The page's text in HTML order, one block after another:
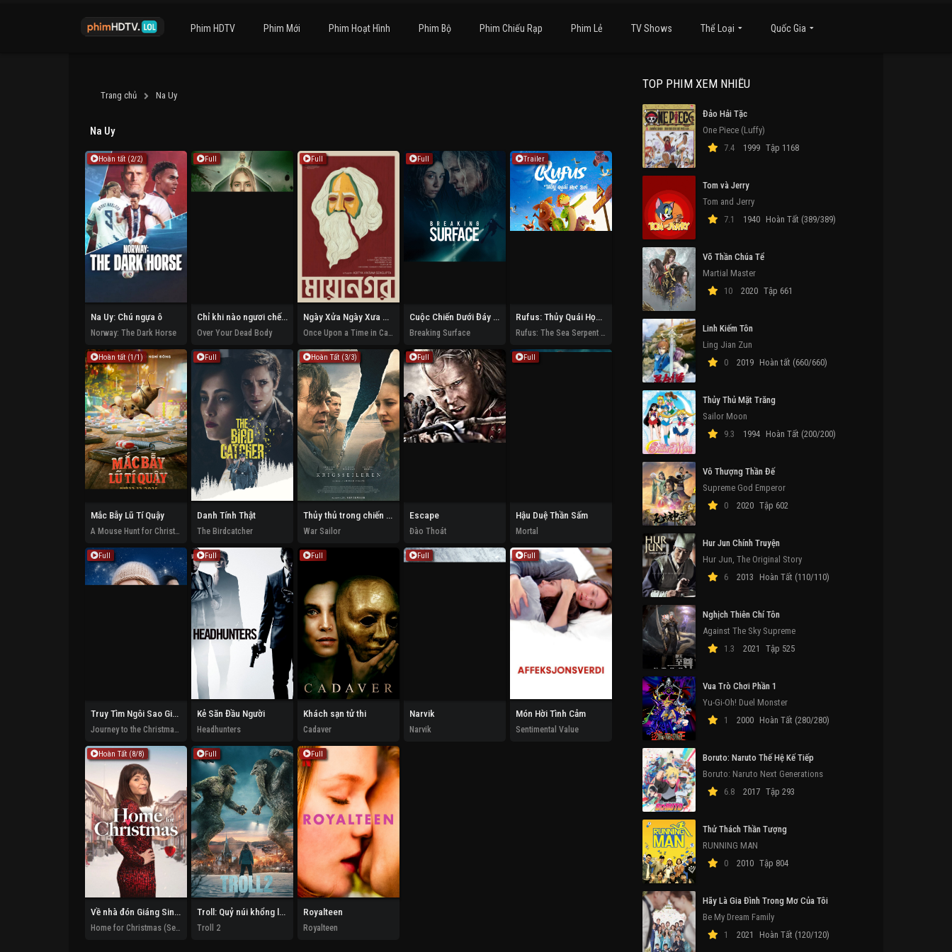
Phim HDTV Phim Mới Phim Hoạt Hình Phim Bộ Phim Chiếu Rạp Phim Lẻ TV Shows Thể Loại Quốc Gia
Trang chủ Na Uy
Na Uy
Hoàn tất (2/2)
Na Uy: Chú ngựa ô
Norway: The Dark Horse
Full
Chỉ khi nào ngươi chết đi
Over Your Dead Body
Full
Ngày Xửa Ngày Xưa Ở Calcutta
Once Upon a Time in Calcutta
Full
Cuộc Chiến Dưới Đáy Đại Dương
Breaking Surface
Trailer
Rufus: Thủy Quái Học Bơi
Rufus: The Sea Serpent Who Couldn't Swim
Hoàn tất (1/1)
Mắc Bẫy Lũ Tí Quậy
A Mouse Hunt for Christmas
Full
Danh Tính Thật
The Birdcatcher
Hoàn Tất (3/3)
Thủy thủ trong chiến loạn
War Sailor
Full
Escape
Đào Thoát
Full
Hậu Duệ Thần Sấm
Mortal
Full
Truy Tìm Ngôi Sao Giáng Sinh
Journey to the Christmas Star
Full
Kẻ Săn Đầu Người
Headhunters
Full
Khách sạn tử thi
Cadaver
Full
Narvik
Narvik
Full
Món Hời Tình Cảm
Sentimental Value
Hoàn Tất (8/8)
Về nhà đón Giáng Sinh (Phần 3)
Home for Christmas (Season 3)
Full
Troll: Quỷ núi khổng lồ 2
Troll 2
Full
Royalteen
Royalteen
TOP PHIM XEM NHIỀU
Đảo Hải Tặc
One Piece (Luffy)
7.4
1999 Tập 1168
Tom và Jerry
Tom and Jerry
7.1
1940 Hoàn Tất (389/389)
Võ Thần Chúa Tể
Martial Master
10
2020 Tập 661
Linh Kiếm Tôn
Ling Jian Zun
0
2019 Hoàn tất (660/660)
Thủy Thủ Mặt Trăng
Sailor Moon
9.3
1994 Hoàn Tất (200/200)
Vô Thượng Thần Đế
Supreme God Emperor
0
2020 Tập 602
Hur Jun Chính Truyện
Hur Jun, The Original Story
6
2013 Hoàn Tất (110/110)
Nghịch Thiên Chí Tôn
Against The Sky Supreme
1.3
2021 Tập 525
Vua Trò Chơi Phần 1
Yu-Gi-Oh! Duel Monster
1
2000 Hoàn Tất (280/280)
Boruto: Naruto Thế Hệ Kế Tiếp
Boruto: Naruto Next Generations
6.8
2017 Tập 293
Thử Thách Thần Tượng
RUNNING MAN
0
2010 Tập 804
Hãy Là Gia Đình Trong Mơ Của Tôi
Be My Dream Family
1
2021 Hoàn Tất (120/120)